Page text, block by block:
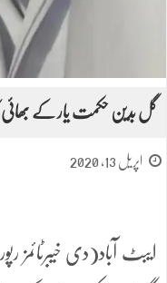
گل بدین حکمت یار کے بھائی
اپریل 13, 2020
ایبٹ آباد(دی خیبرٹائمز